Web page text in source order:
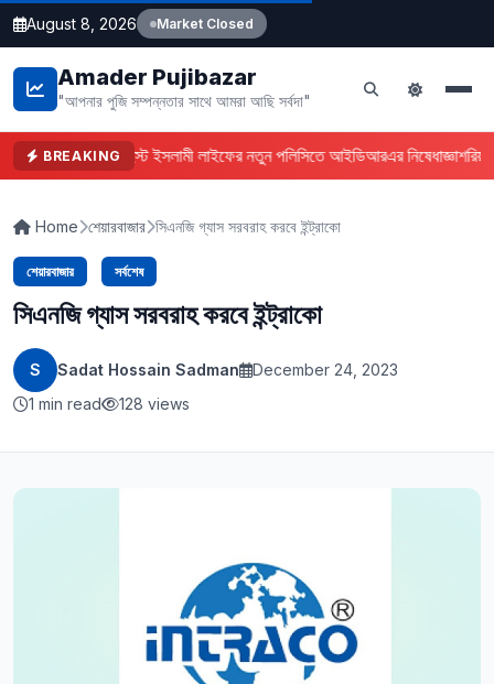
August 8, 2026 Market Closed
Amader Pujibazar
"আপনার পুজি সম্পন্নতার সাথে আমরা আছি সর্বদা"
BREAKINGফারইস্ট ইসলামী লাইফের নতুন পলিসিতে আইডিআরএর নিষেধাজ্ঞা
Home শেয়ারবাজার সিএনজি গ্যাস সরবরাহ করবে ইন্ট্রাকো
শেয়ারবাজার সর্বশেষ
সিএনজি গ্যাস সরবরাহ করবে ইন্ট্রাকো
S Sadat Hossain Sadman
December 24, 2023
1 min read
128 views